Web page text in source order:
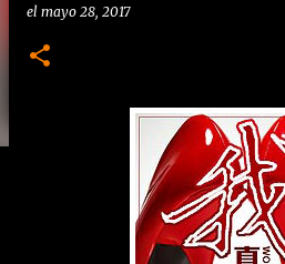
el mayo 28, 2017